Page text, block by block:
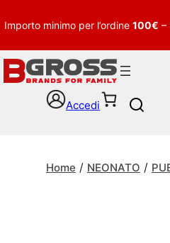
Importo minimo per l’ordine 100€ –
Accedi
Home / NEONATO /